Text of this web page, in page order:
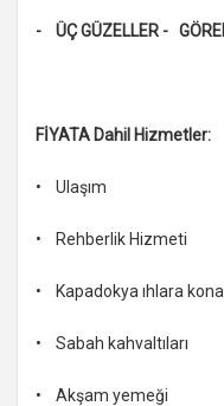
- ÜÇ GÜZELLER -
FİYATA Dahil Hizmetler:
• Ulaşım
• Rehberlik Hizmeti
• Kapadokya ıhlara
• Sabah kahvaltıları
• Akşam yemeği